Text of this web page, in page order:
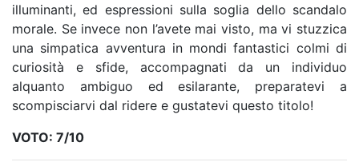
illuminanti, ed espressioni sulla soglia dello scandalo
morale. Se invece non l’avete mai visto, ma vi stuzzica
una simpatica avventura in mondi fantastici colmi di
curiosità e sfide, accompagnati da un individuo
alquanto ambiguo ed esilarante, preparatevi a
scompisciarvi dal ridere e gustatevi questo titolo!
VOTO: 7/10